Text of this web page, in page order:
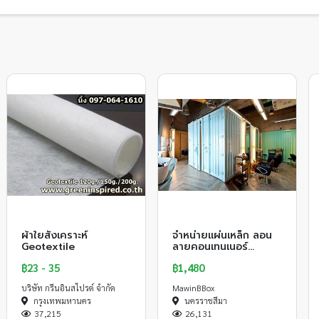
ผ้าใยสังเคราะห์
Geotextile
฿23 - 35
บริษัท กรีนอินสไปรด์ จำกัด
กรุงเทพมหานคร
37,215
จำหน่ายแผ่นเหล็ก ลอน
ลายคอนเทนเนอร์
และสร้างคอนเทนเนอร
฿1,480
MawinBBox
นครราชสีมา
26,131